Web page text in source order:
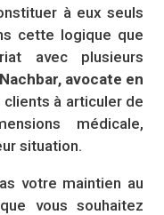
à eux seuls
cette logique que
avec plusieurs
avocate en
clients à articuler de
médicale,
situation.
votre maintien au
vous souhaitez